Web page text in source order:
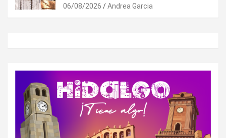
06/08/2026 Andrea Garcia